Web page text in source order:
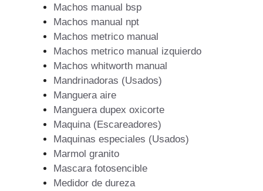
Machos manual bsp
Machos manual npt
Machos metrico manual
Machos metrico manual izquierdo
Machos whitworth manual
Mandrinadoras (Usados)
Manguera aire
Manguera dupex oxicorte
Maquina (Escareadores)
Maquinas especiales (Usados)
Marmol granito
Mascara fotosencible
Medidor de dureza